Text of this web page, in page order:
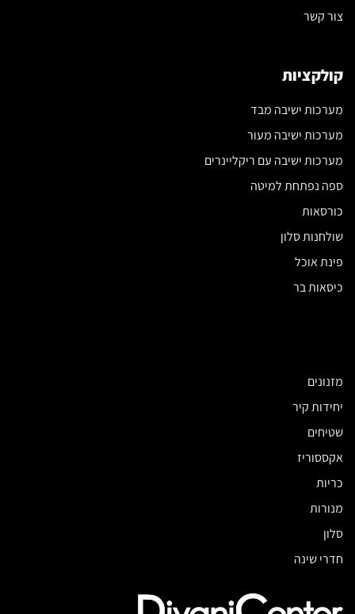
צור קשר
קולקציות
מערכות ישיבה מבד
מערכות ישיבה מעור
מערכות ישיבה עם ריקליינרים
ספה נפתחת למיטה
כורסאות
שולחנות סלון
פינת אוכל
כיסאות בר
מזנונים
יחידות קיר
שטיחים
אקססוריז
כריות
מנורות
סלון
חדרי שינה